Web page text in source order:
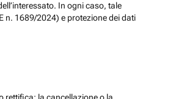
In ogni caso, tale
n. 1689/2024) e protezione dei dati